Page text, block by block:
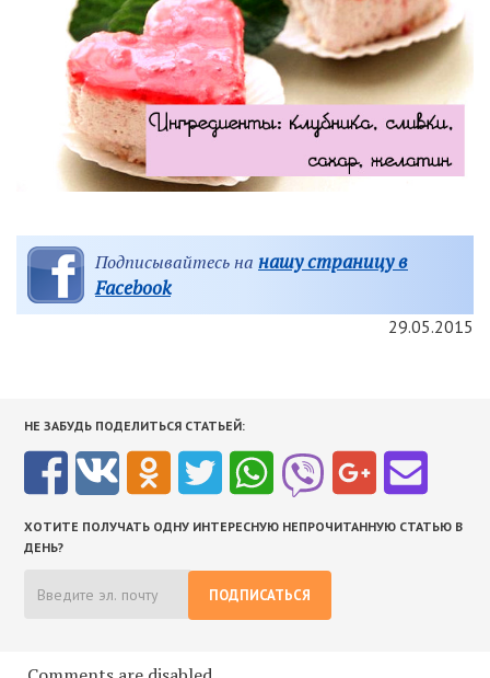
Подписывайтесь на нашу страницу в
Facebook
29.05.2015
НЕ ЗАБУДЬ ПОДЕЛИТЬСЯ СТАТЬЕЙ:
ХОТИТЕ ПОЛУЧАТЬ ОДНУ ИНТЕРЕСНУЮ НЕПРОЧИТАННУЮ СТАТЬЮ В
ДЕНЬ?
ПОДПИСАТЬСЯ